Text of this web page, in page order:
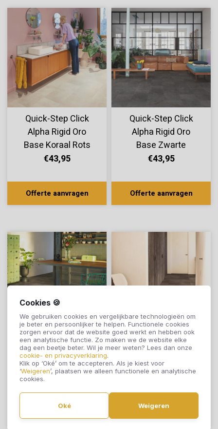
Cookies 🍪
We gebruiken cookies en vergelijkbare technologieën om
je beter en persoonlijker te helpen. Functionele cookies
zorgen ervoor dat de website goed werkt en hebben ook
een analytische functie. Zo maken we de website elke
dag een beetje beter. Wil je meer weten? Lees dan onze
cookie- en privacyverklaring.
Klik op ‘Oké’ om te accepteren. Als je kiest voor
‘Weigeren’, plaatsen we alleen functionele en analytische
cookies.
Oké Weigeren
Quick-Step Click
Alpha Rigid Oro
Base Koraal Rots
AVSTT40232
€43,95
Offerte aanvragen
Quick-Step Click
Alpha Rigid Oro
Base Zwarte
Leisteen
€43,95
Offerte aanvragen
Quick-Step Click
Alpha Rigid Oro
Base Geoxideerde
Rots AVSTT40235
€43,95
Offerte aanvragen
Quick-Step Click
Base Kaneel Rots
Offerte aanvragen